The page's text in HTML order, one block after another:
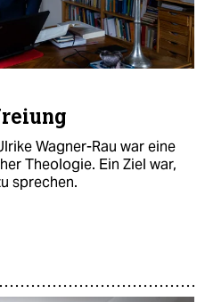
Wagner-Rau war eine
Theologie. Ein Ziel war,
sprechen.